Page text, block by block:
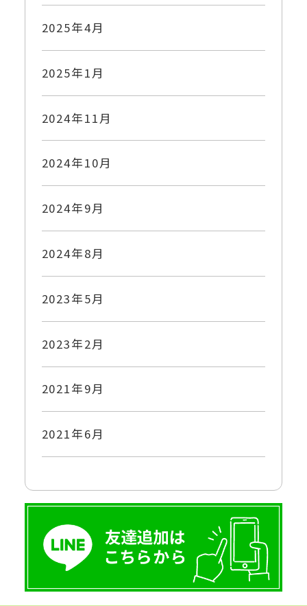
2025年4月
2025年1月
2024年11月
2024年10月
2024年9月
2024年8月
2023年5月
2023年2月
2021年9月
2021年6月